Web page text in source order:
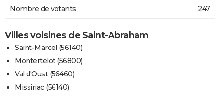
Nombre de votants 247
Villes voisines de Saint-Abraham
Saint-Marcel (56140)
Montertelot (56800)
Val d'Oust (56460)
Missiriac (56140)